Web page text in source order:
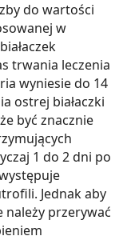
do wartości
w
trwania leczenia
wyniesie do 14
ostrej białaczki
być znacznie
1 do 2 dni po
Jednak aby
należy przerywać